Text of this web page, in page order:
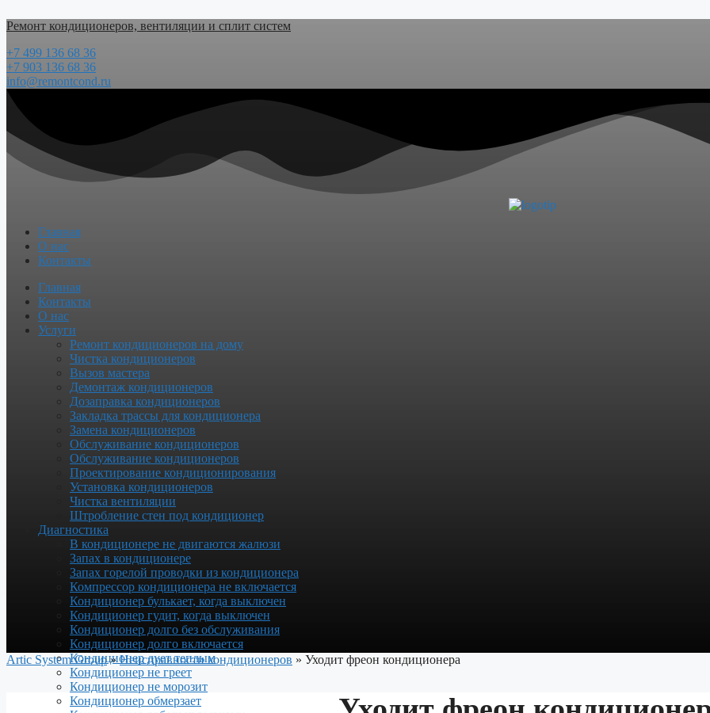
к
Ремонт кондиционеров, вентиляции и сплит систем
+7 499 136 68 36
+7 903 136 68 36
info@remontcond.ru
Главная
О нас
Контакты
Menu
Главная
Контакты
О нас
Услуги
Ремонт кондиционеров на дому
Чистка кондиционеров
Вызов мастера
Демонтаж кондиционеров
Дозаправка кондиционеров
Закладка трассы для кондиционера
Замена кондиционеров
Обслуживание кондиционеров
Обслуживание кондиционеров
Проектирование кондиционирования
Установка кондиционеров
Чистка вентиляции
Штробление стен под кондиционер
Диагностика
В кондиционере не двигаются жалюзи
Запах в кондиционере
Запах горелой проводки из кондиционера
Компрессор кондиционера не включается
Кондиционер булькает, когда выключен
Кондиционер гудит, когда выключен
Кондиционер долго без обслуживания
Кондиционер долго включается
Кондиционер дует теплым
Кондиционер не греет
Кондиционер не морозит
Кондиционер обмерзает
Artic System Group»Неисправности кондиционеров » Уходит фреон кондиционера